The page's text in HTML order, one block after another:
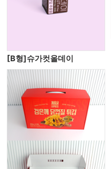
[B형]슈가컷올데이